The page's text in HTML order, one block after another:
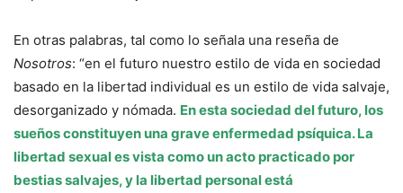
En otras palabras, tal como lo señala una reseña de
Nosotros: “en el futuro nuestro estilo de vida en sociedad
basado en la libertad individual es un estilo de vida salvaje,
desorganizado y nómada. En esta sociedad del futuro, los
sueños constituyen una grave enfermedad psíquica. La
libertad sexual es vista como un acto practicado por
bestias salvajes, y la libertad personal está